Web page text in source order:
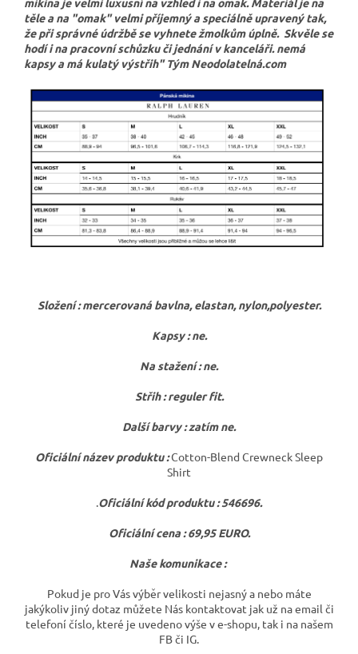
těle a na "omak" velmi příjemný a speciálně upravený tak,
že při správné údržbě se vyhnete žmolkům úplně. Skvěle se
hodí i na pracovní schůzku či jednání v kanceláři. nemá
kapsy a má kulatý výstřih" Tým Neodolatelná.com
Složení : mercerovaná bavlna, elastan, nylon,polyester.
Kapsy : ne.
Na stažení : ne.
Střih : reguler fit.
Další barvy : zatím ne.
Oficiální název produktu :Cotton-Blend Crewneck Sleep
Shirt
.Oficiální kód produktu :546696.
Oficiální cena : 69,95 EURO.
Naše komunikace :
Pokud je pro Vás výběr velikosti nejasný a nebo máte
jakýkoliv jiný dotaz můžete Nás kontaktovat jak už na email či
telefoní číslo, které je uvedeno výše v e-shopu, tak i na našem
FB či IG.